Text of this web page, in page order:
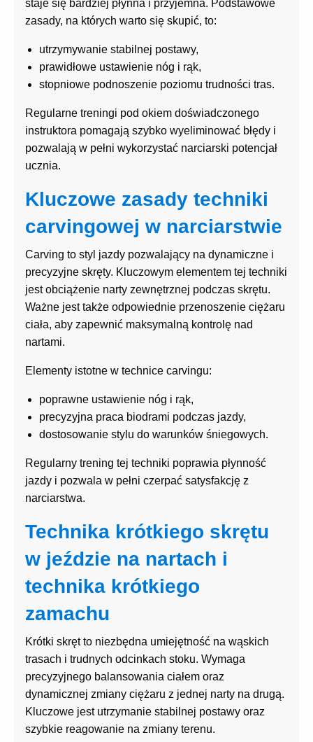
staje się bardziej płynna i przyjemna. Podstawowe
zasady, na których warto się skupić, to:
utrzymywanie stabilnej postawy,
prawidłowe ustawienie nóg i rąk,
stopniowe podnoszenie poziomu trudności tras.
Regularne treningi pod okiem doświadczonego
instruktora pomagają szybko wyeliminować błędy i
pozwalają w pełni wykorzystać narciarski potencjał
ucznia.
Kluczowe zasady techniki
carvingowej w narciarstwie
Carving to styl jazdy pozwalający na dynamiczne i
precyzyjne skręty. Kluczowym elementem tej techniki
jest obciążenie narty zewnętrznej podczas skrętu.
Ważne jest także odpowiednie przenoszenie ciężaru
ciała, aby zapewnić maksymalną kontrolę nad
nartami.
Elementy istotne w technice carvingu:
poprawne ustawienie nóg i rąk,
precyzyjna praca biodrami podczas jazdy,
dostosowanie stylu do warunków śniegowych.
Regularny trening tej techniki poprawia płynność
jazdy i pozwala w pełni czerpać satysfakcję z
narciarstwa.
Technika krótkiego skrętu
w jeździe na nartach i
technika krótkiego
zamachu
Krótki skręt to niezbędna umiejętność na wąskich
trasach i trudnych odcinkach stoku. Wymaga
precyzyjnego balansowania ciałem oraz
dynamicznej zmiany ciężaru z jednej narty na drugą.
Kluczowe jest utrzymanie stabilnej postawy oraz
szybkie reagowanie na zmiany terenu.